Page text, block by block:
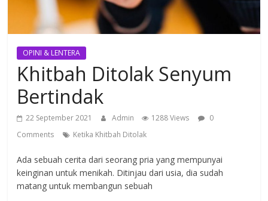
OPINI & LENTERA
Khitbah Ditolak Senyum
Bertindak
22 September 2021 Admin 1288 Views
0
Comments
Ketika Khitbah Ditolak
Ada sebuah cerita dari seorang pria yang mempunyai
keinginan untuk menikah. Ditinjau dari usia, dia sudah
matang untuk membangun sebuah